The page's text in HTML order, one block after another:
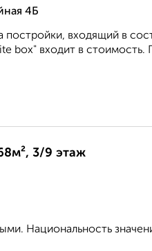
4Б
входящий в
box" входит в стоимость.
3/9 этаж
Национальность